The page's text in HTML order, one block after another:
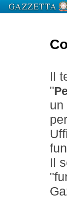
Il
"
un
Il